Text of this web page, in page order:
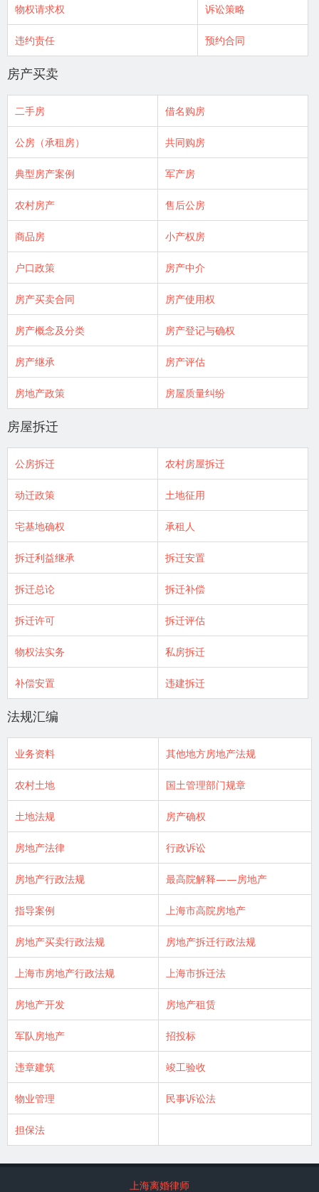
物权请求权 诉讼策略
违约责任 预约合同
房产买卖
二手房 借名购房
公房（承租房） 共同购房
典型房产案例 军产房
农村房产 售后公房
商品房 小产权房
户口政策 房产中介
房产买卖合同 房产使用权
房产概念及分类 房产登记与确权
房产继承 房产评估
房地产政策 房屋质量纠纷
房屋拆迁
公房拆迁 农村房屋拆迁
动迁政策 土地征用
宅基地确权 承租人
拆迁利益继承 拆迁安置
拆迁总论 拆迁补偿
拆迁许可 拆迁评估
物权法实务 私房拆迁
补偿安置 违建拆迁
法规汇编
业务资料 其他地方房地产法规
农村土地 国土管理部门规章
土地法规 房产确权
房地产法律 行政诉讼
房地产行政法规 最高院解释——房地产
指导案例 上海市高院房地产
房地产买卖行政法规 房地产拆迁行政法规
上海市房地产行政法规 上海市拆迁法
房地产开发 房地产租赁
军队房地产 招投标
违章建筑 竣工验收
物业管理 民事诉讼法
担保法
上海离婚律师